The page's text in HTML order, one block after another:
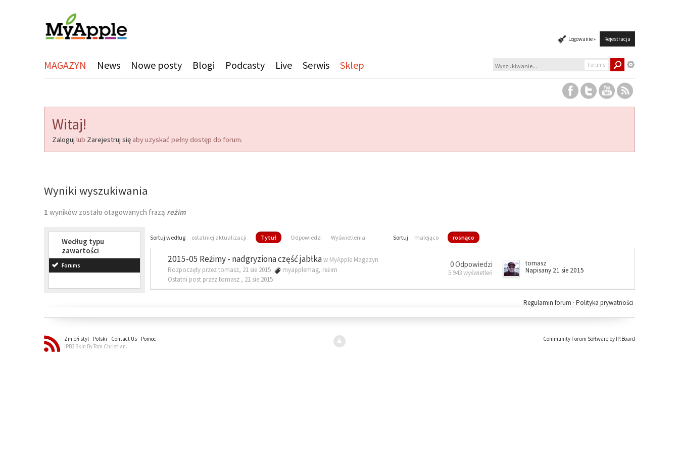
Logowanie » Rejestracja
MAGAZYN News Nowe posty Blogi Podcasty Live Serwis Sklep Forums
Witaj!
Zaloguj lub Zarejestruj się aby uzyskać pełny dostęp do forum.
Wyniki wyszukiwania
1 wyników zostało otagowanych frazą reżim
Według typu
zawartości
Forums
Sortuj według ostatniej aktualizacji Tytuł Odpowiedzi Wyświetlenia Sortuj malejąco rosnąco
2015-05 Reżimy - nadgryziona część jabłkaw MyApple Magazyn
Rozpoczęty przez tomasz, 21 sie 2015
myapplemag, reżim
Ostatni post przez tomasz , 21 sie 2015
0 Odpowiedzi
5 943 wyświetleń
tomasz
Napisany 21 sie 2015
Polityka prywatności
Regulamin forum ·
Zmień styl Polski Contact Us
Pomoc
IPB3 Skin By Tom Christian.
Community Forum Software by IP.Board